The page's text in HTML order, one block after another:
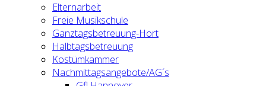
Elternarbeit
Freie Musikschule
Ganztagsbetreuung-Hort
Halbtagsbetreuung
Kostümkammer
Nachmittagsangebote/AG´s